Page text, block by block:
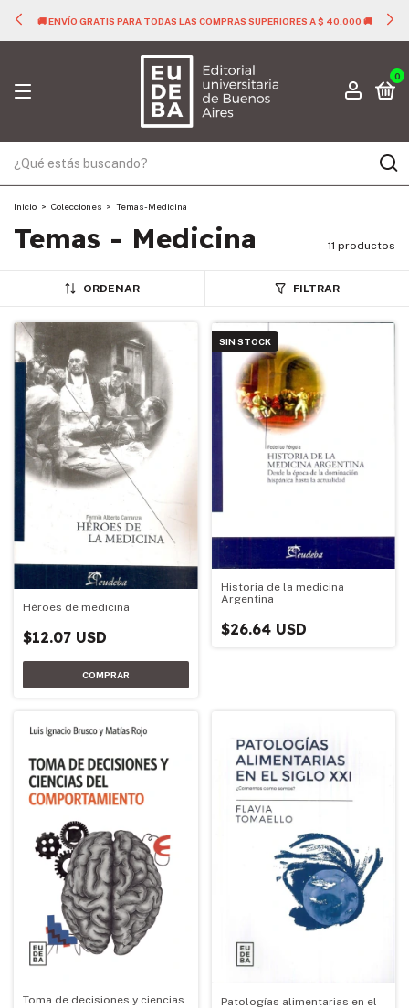
🚚 ENVÍO GRATIS PARA TODAS LAS COMPRAS SUPERIORES A $ 40.000 🚚
0
Inicio > Colecciones > Temas - Medicina
Temas - Medicina 11 productos
ORDENAR FILTRAR
Héroes de medicina
$12.07 USD
SIN STOCK
Historia de la medicina
Argentina
$26.64 USD
Toma de decisiones y ciencias
Patologías alimentarias en el